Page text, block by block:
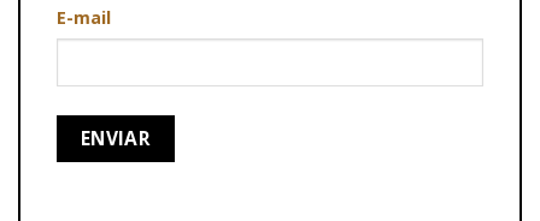
E-mail